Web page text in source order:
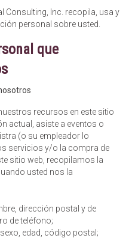
Consulting, Inc. recopila, usa y
personal sobre usted.
que
recursos en este sitio
actual, asiste a eventos o
(o su empleador lo
servicios y/o la compra de
sitio web, recopilamos la
usted nos la
dirección postal y de
de teléfono;
edad, código postal;